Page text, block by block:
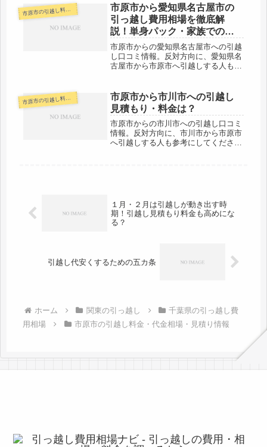
道で約１時間前後の範囲ですのでその
日中に引越しは完了するでしょう。な
る...
市原市の引越し料金・代金相場・見積り情報
市原市から愛知県名古屋市の
引っ越し費用相場を徹底解
説！単身パック・家族での引
っ越し料金を節約する裏技
市原市からの愛知県名古屋市への引越
し口コミ情報。反対方向に、愛知県名
古屋市から市原市へ引越しする人も参
を教えて！」そういう人は右のリンク
先のページを読んだ上、ネットで見積
り...
市原市の引越し料金・代金相場・見積り情報
市原市から市川市への引越し
見積もり・料金は？
市原市からの市川市への引越し口コミ
情報。反対方向に、市川市から市原市
へ引越しする人も参考にしてくださ
１月・２月は引越しが動き出す時
期！引越し見積もり料金も高めにな
る？
引越し代安くするための五カ条
ホーム 関東の引っ越し
千葉県の引っ越し費
用相場
市原市の引越し料金・代金相場・見積り情報